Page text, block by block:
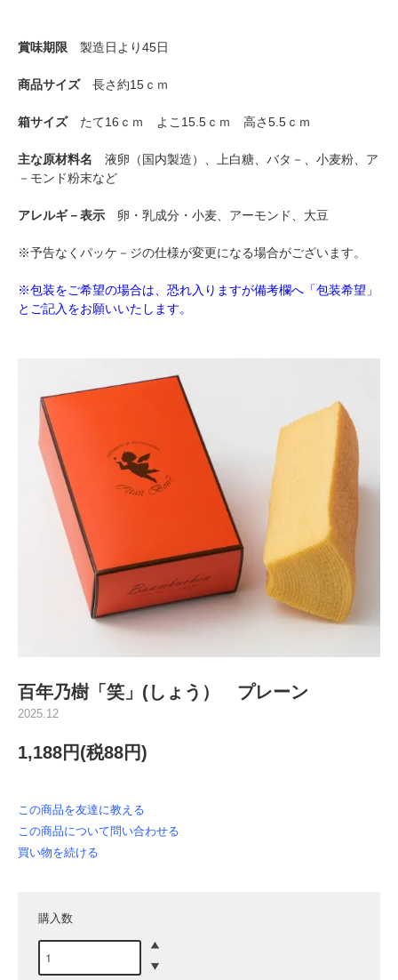
賞味期限 製造日より45日
商品サイズ長さ約15ｃｍ
箱サイズたて16ｃｍ よこ15.5ｃｍ 高さ5.5ｃｍ
主な原材料名 液卵（国内製造）、上白糖、バタ－、小麦粉、ア
－モンド粉末など
アレルギ－表示 卵・乳成分・小麦、アーモンド、大豆
※予告なくパッケ－ジの仕様が変更になる場合がございます。
※包装をご希望の場合は、恐れ入りますが備考欄へ「包装希望」
とご記入をお願いいたします。
百年乃樹「笑」(しょう） プレーン
2025.12
1,188円(税88円)
この商品を友達に教える
この商品について問い合わせる
買い物を続ける
購入数